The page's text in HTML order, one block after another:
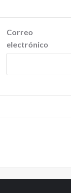
Correo
electrónico